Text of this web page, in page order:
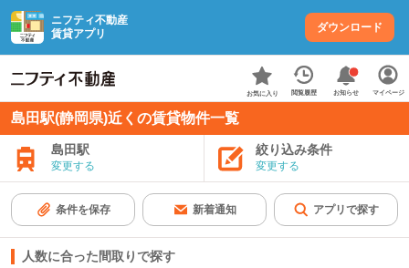
ニフティ不動産
賃貸アプリ
ダウンロード
お気に入り 閲覧履歴 お知らせ マイページ
島田駅(静岡県)近くの賃貸物件一覧
島田駅
変更する
絞り込み条件
変更する
条件を保存 新着通知 アプリで探す
人数に合った間取りで探す